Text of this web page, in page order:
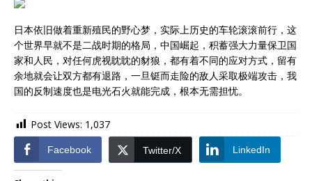
日本依旧做着重新殖民的野心梦，实际上历史的车轮滚滚前行，这
个世界早就不是二战时期的格局，中国崛起，积蓄强大力量保卫国
家和人民，对任何虎视眈眈的豺狼，都有着不同的应对方式，留有
余地就会让双方都有退路，一旦铤而走险的敌人采取极端攻击，我
国的反制速度也是电光石火就能完成，根本无需担忧。
Post Views: 1,037
Facebook Twitter/X LinkedIn